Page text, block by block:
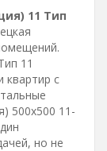
11 Тип
11
квартир с
500х500 11-
но не